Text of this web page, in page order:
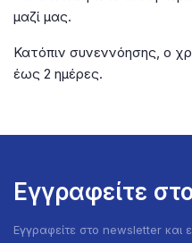
μαζί μας.
Κατόπιν συνεννόησης, ο
έως 2 ημέρες.
Εγγραφείτε
Εγγραφείτε στο newsletter και